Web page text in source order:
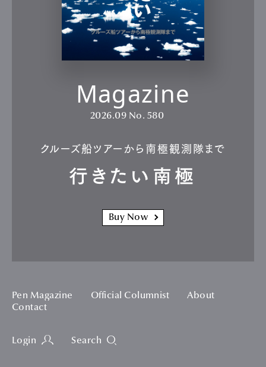
Magazine
2026.09 No. 580
クルーズ船ツアーから南極観測隊まで
行きたい南極
Buy Now
Pen Magazine Official Columnist
About
Contact
Login Search